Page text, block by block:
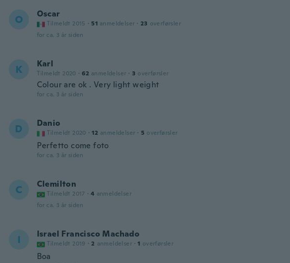
O Oscar
Tilmeldt 2015 · 51 anmeldelser · 23 overførsler
for ca. 3 år siden
K Karl
Tilmeldt 2020 · 62 anmeldelser · 3 overførsler
Colour are ok . Very light weight
for ca. 3 år siden
D Danio
Tilmeldt 2020 · 12 anmeldelser · 5 overførsler
Perfetto come foto
for ca. 3 år siden
C Clemilton
Tilmeldt 2017 · 4 anmeldelser
for ca. 3 år siden
I Israel Francisco Machado
Tilmeldt 2019 · 2 anmeldelser · 1 overførsler
Boa